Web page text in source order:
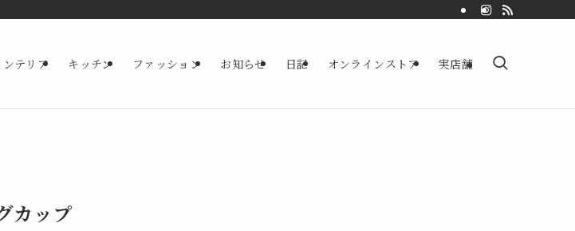
ンテリア キッチン ファッション お知らせ 日記 オンラインストア 実店舗
カップ